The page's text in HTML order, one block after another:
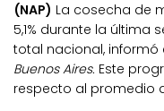
(NAP) La cosecha de
5,1% durante la última
total nacional, informó
Buenos Aires. Este
respecto al promedio